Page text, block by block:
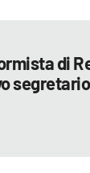
di
segretario